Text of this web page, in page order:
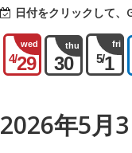
日付をクリックして、
wed
4/29
thu
30
fri
5/1
2026年5月